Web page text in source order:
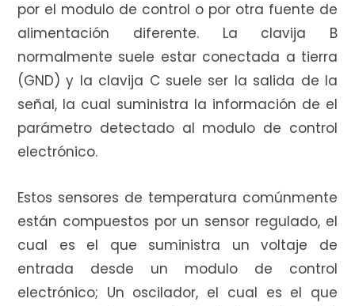
s
por el modulo de control o por otra fuente de
alimentación diferente. La clavija B
normalmente suele estar conectada a tierra
(GND) y la clavija C suele ser la salida de la
señal, la cual suministra la información de el
parámetro detectado al modulo de control
electrónico.
Estos sensores de temperatura comúnmente
están compuestos por un sensor regulado, el
cual es el que suministra un voltaje de
entrada desde un modulo de control
electrónico; Un oscilador, el cual es el que